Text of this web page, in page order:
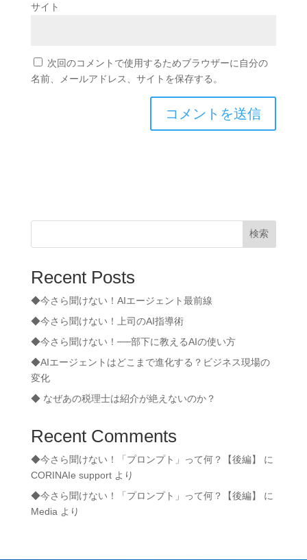
サイト
次回のコメントで使用するためブラウザーに自分の
名前、メールアドレス、サイトを保存する。
検索
Recent Posts
◆今さら聞けない！AIエージェント最前線
◆今さら聞けない！上司のAI指導術
◆今さら聞けない！──部下に教えるAIの使い方
◆AIエージェントはどこまで進化する？ビジネス現場の
変化
◆ なぜあの税理士は紹介が絶えないのか？
Recent Comments
◆今さら聞けない！「プロンプト」って何？【後編】
に
CORINAIe supportより
◆今さら聞けない！「プロンプト」って何？【後編】
に
Media より